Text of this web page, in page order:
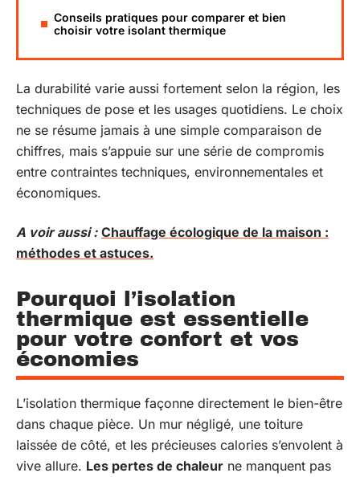
Conseils pratiques pour comparer et bien
choisir votre isolant thermique
La durabilité varie aussi fortement selon la région, les
techniques de pose et les usages quotidiens. Le choix
ne se résume jamais à une simple comparaison de
chiffres, mais s’appuie sur une série de compromis
entre contraintes techniques, environnementales et
économiques.
A voir aussi : Chauffage écologique de la maison :
méthodes et astuces.
Pourquoi l’isolation
thermique est essentielle
pour votre confort et vos
économies
L’isolation thermique façonne directement le bien-être
dans chaque pièce. Un mur négligé, une toiture
laissée de côté, et les précieuses calories s’envolent à
vive allure. Les pertes de chaleur ne manquent pas